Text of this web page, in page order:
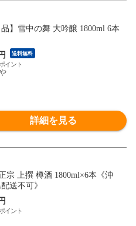
品】雪中の舞 大吟醸 1800ml 6本
送料無料
詳細を見る
宗 上撰 樽酒 1800ml×6本《沖
送不可》